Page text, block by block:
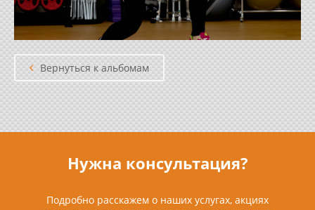
Вернуться к альбомам
Нужна консультация?
Подробно расскажем о наших услугах, акциях